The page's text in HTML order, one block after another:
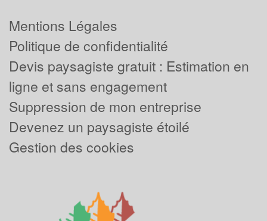
Mentions Légales
Politique de confidentialité
Devis paysagiste gratuit : Estimation en
ligne et sans engagement
Suppression de mon entreprise
Devenez un paysagiste étoilé
Gestion des cookies